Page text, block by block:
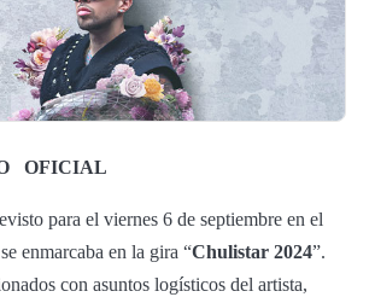
OFICIAL
para el viernes 6 de septiembre en el
enmarcaba en la gira “Chulistar 2024”.
con asuntos logísticos del artista,